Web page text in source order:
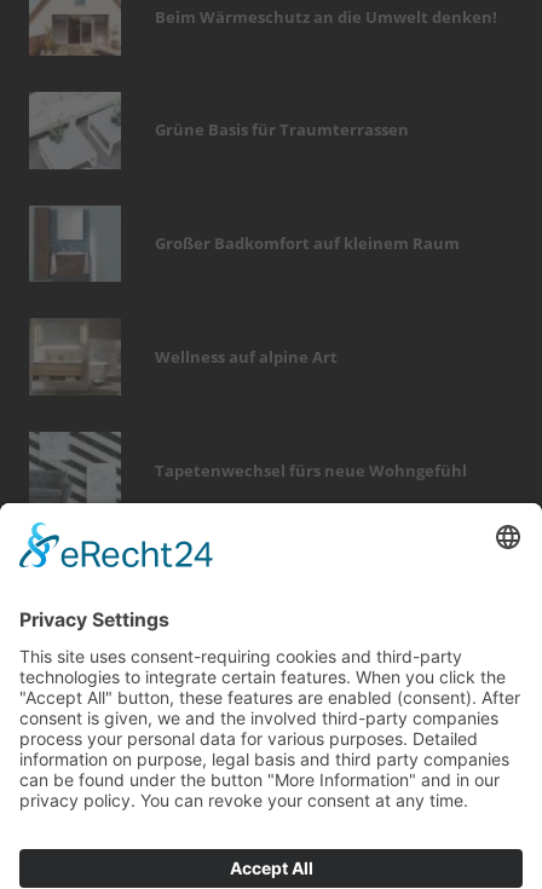
Beim Wärmeschutz an die Umwelt denken!
Grüne Basis für Traumterrassen
Großer Badkomfort auf kleinem Raum
Wellness auf alpine Art
Tapetenwechsel fürs neue Wohngefühl
garten fotovoltaik zaun badezimmer
hausbau
wärme
elektro finanzierung
rund ums haus
türen
photovoltaik entfeuchtung
modernisieren
outdoor
feuer holz fenster
förderung